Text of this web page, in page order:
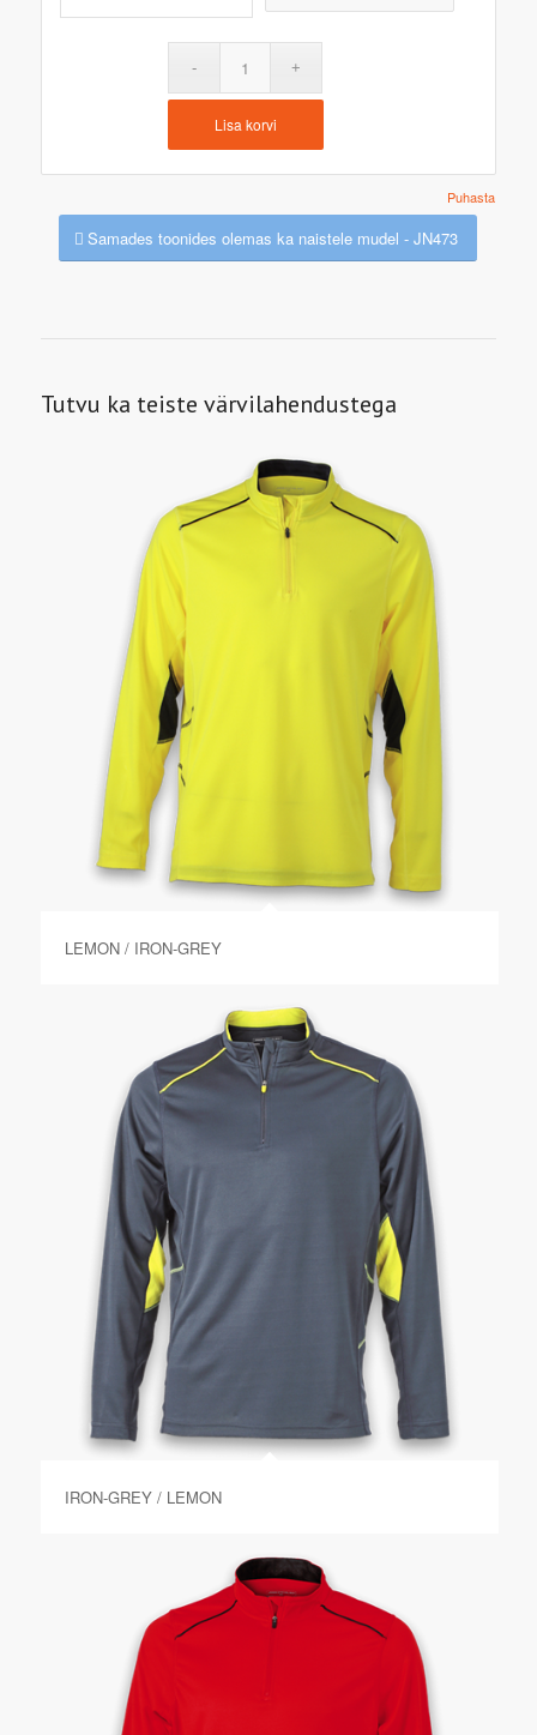
Puhasta
Lisa korvi
Samades toonides olemas ka naistele mudel - JN473
Tutvu ka teiste värvilahendustega
LEMON / IRON-GREY
IRON-GREY / LEMON